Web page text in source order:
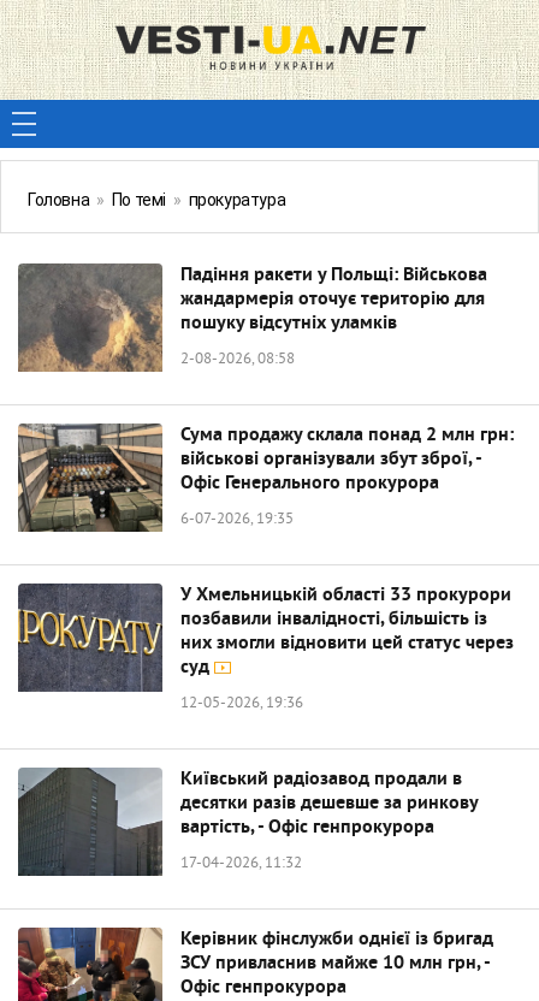
Головна » По темі » прокуратура
Падіння ракети у Польщі: Військова
жандармерія оточує територію для
пошуку відсутніх уламків
2-08-2026, 08:58
Сума продажу склала понад 2 млн грн:
військові організували збут зброї, -
Офіс Генерального прокурора
6-07-2026, 19:35
У Хмельницькій області 33 прокурори
позбавили інвалідності, більшість із
них змогли відновити цей статус через
суд
12-05-2026, 19:36
Київський радіозавод продали в
десятки разів дешевше за ринкову
вартість, - Офіс генпрокурора
17-04-2026, 11:32
Керівник фінслужби однієї із бригад
ЗСУ привласнив майже 10 млн грн, -
Офіс генпрокурора